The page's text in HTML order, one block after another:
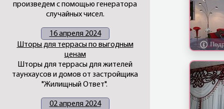
произведем с помощью генератора
случайных чисел.
16 апреля 2024
Шторы для террасы по выгодным
ценам
Шторы для террасы для жителей
таунхаусов и домов от застройщика
"Жилищный Ответ".
02 апреля 2024